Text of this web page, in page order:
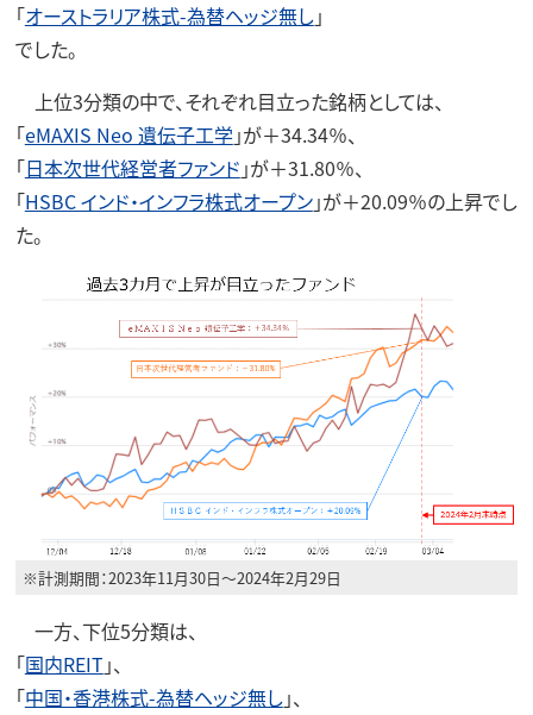
「オーストラリア株式-為替ヘッジ無し」
でした。
上位3分類の中で、それぞれ目立った銘柄としては、
「eMAXIS Neo 遺伝子工学」が＋34.34％、
「日本次世代経営者ファンド 」が＋31.80％、
「HSBC インド・インフラ株式オープン」が＋20.09％の上昇でし
た。
※計測期間：2023年11月30日～2024年2月29日
一方、下位5分類は、
「国内REIT 」、
「中国・香港株式-為替ヘッジ無し」、